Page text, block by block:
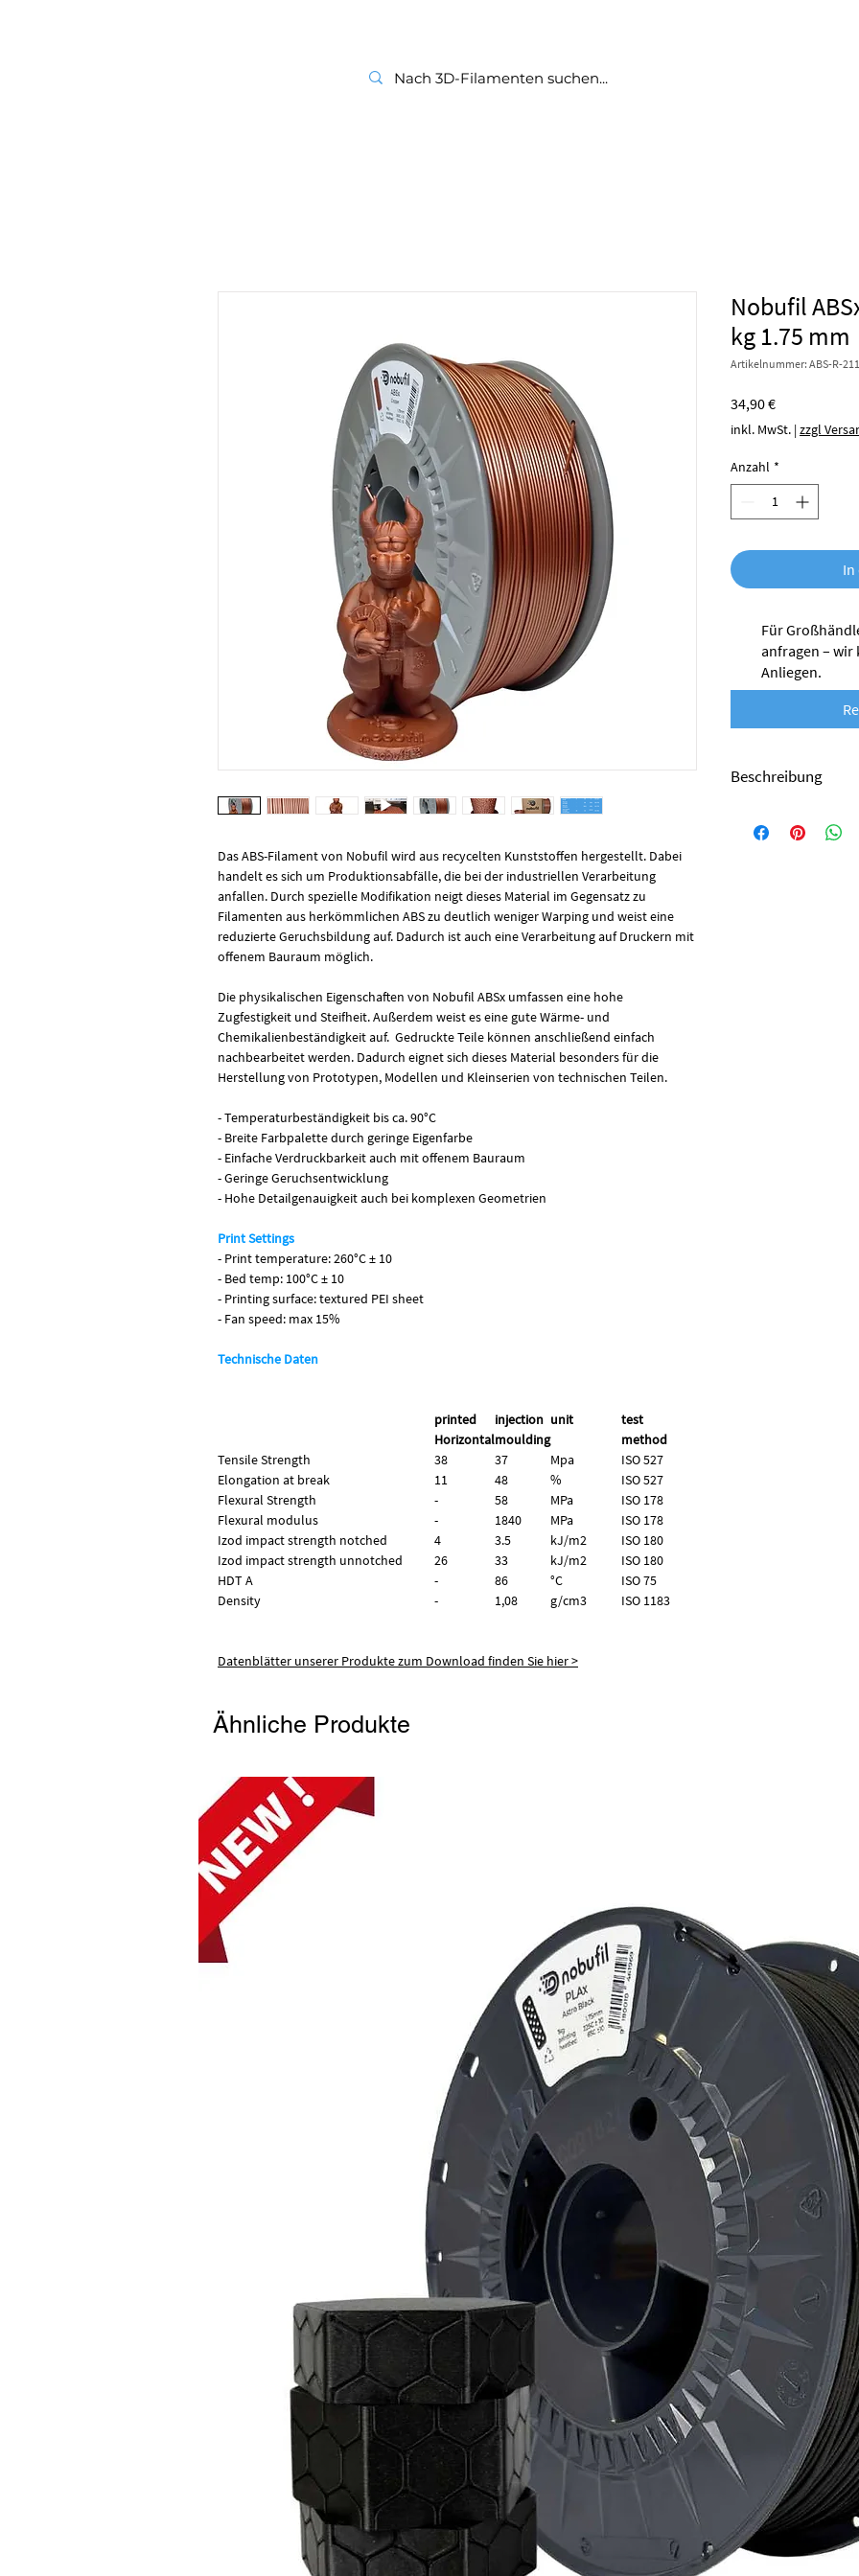
Das ABS-Filament von Nobufil wird aus recycelten Kunststoffen hergestellt. Dabei
handelt es sich um Produktionsabfälle, die bei der industriellen Verarbeitung
anfallen. Durch spezielle Modifikation neigt dieses Material im Gegensatz zu
Filamenten aus herkömmlichen ABS zu deutlich weniger Warping und weist eine
reduzierte Geruchsbildung auf. Dadurch ist auch eine Verarbeitung auf Druckern mit
offenem Bauraum möglich.
Die physikalischen Eigenschaften von Nobufil ABSx umfassen eine hohe
Zugfestigkeit und Steifheit. Außerdem weist es eine gute Wärme- und
Chemikalienbeständigkeit auf. Gedruckte Teile können anschließend einfach
nachbearbeitet werden. Dadurch eignet sich dieses Material besonders für die
Herstellung von Prototypen, Modellen und Kleinserien von technischen Teilen.
- Temperaturbeständigkeit bis ca. 90°C
- Breite Farbpalette durch geringe Eigenfarbe
- Einfache Verdruckbarkeit auch mit offenem Bauraum
- Geringe Geruchsentwicklung
- Hohe Detailgenauigkeit auch bei komplexen Geometrien
Print Settings
- Print temperature: 260°C ± 10
- Bed temp: 100°C ± 10
- Printing surface: textured PEI sheet
- Fan speed: max 15%
Technische Daten
printed
Horizontal
injection
moulding
unit
test
method
Tensile Strength
38 37 Mpa
ISO 527
Elongation at break
11 48 %
ISO 527
Flexural Strength
- 58 MPa
ISO 178
Flexural modulus
- 1840 MPa
ISO 178
Izod impact strength notched
4 3.5 kJ/m2
ISO 180
Izod impact strength unnotched 26 33 kJ/m2 ISO 180
HDT A
- 86 °C
ISO 75
Density
- 1,08 g/cm3 ISO 1183
Datenblätter unserer Produkte zum Download finden Sie hier >
Nobufil
kg 1.75 mm
Artikelnummer: ABS-R-
34,90 €Preis
inkl. MwSt. |zzgl
Anzahl *
In
Für
anfragen –
Anliegen.
Beschreibung
Kunststoffen
Ähnliche Produkte